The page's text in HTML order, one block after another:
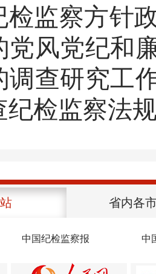
检监察方针
党风党纪和
调查研究工
纪检监察法
省内各
中国纪检监察报 中